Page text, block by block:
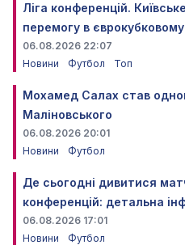
Ліга конференцій.
перемогу в єврокубковому
06.08.2026 22:07
Новини
Футбол Топ
Мохамед Салах став
Маліновського
06.08.2026 20:01
Новини
Футбол
Де сьогодні дивитися
конференцій: детальна
06.08.2026 17:01
Новини
Футбол